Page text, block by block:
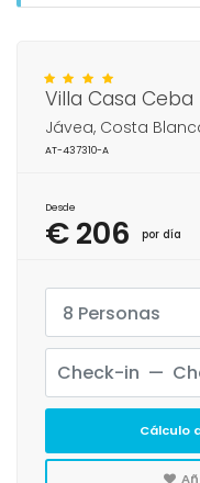
Villa Casa Ceba
Jávea, Costa
AT-437310-A
Desde
€ 206 por día
8 Personas
Cálculo